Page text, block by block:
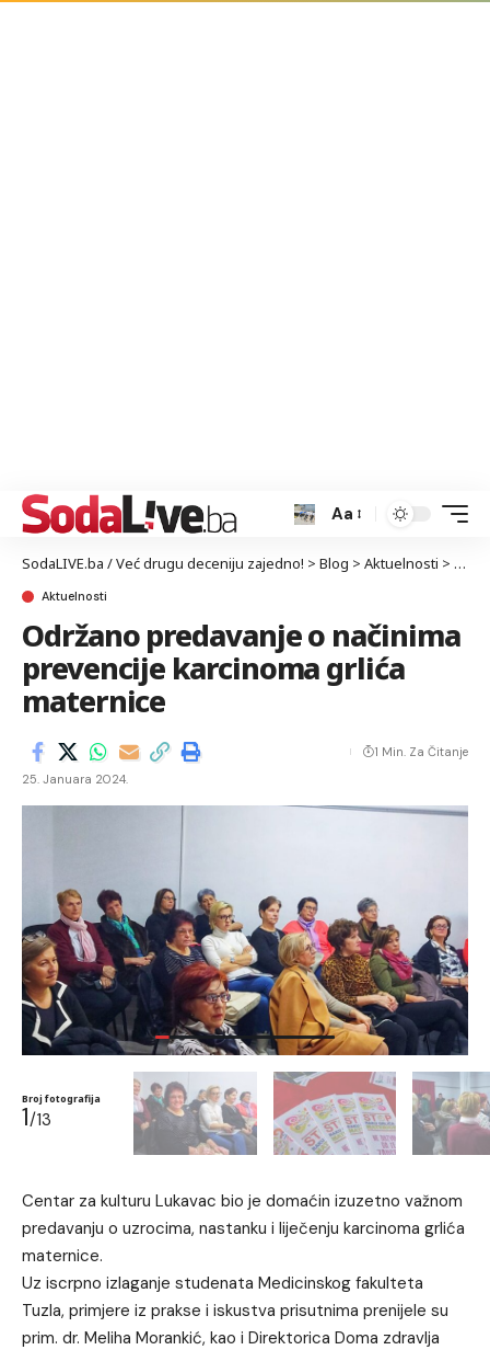
Aa
SodaLIVE.ba / Već drugu deceniju zajedno! > Blog > Aktuelnosti >
Aktuelnosti
Održano predavanje o načinima
prevencije karcinoma grlića
maternice
25. Januara 2024.
1 Min. Za Čitanje
Broj fotografija
1/13
Centar za kulturu Lukavac bio je domaćin izuzetno važnom
predavanju o uzrocima, nastanku i liječenju karcinoma grlića
maternice.
Uz iscrpno izlaganje studenata Medicinskog fakulteta
Tuzla, primjere iz prakse i iskustva prisutnima prenijele su
prim. dr. Meliha Morankić, kao i Direktorica Doma zdravlja